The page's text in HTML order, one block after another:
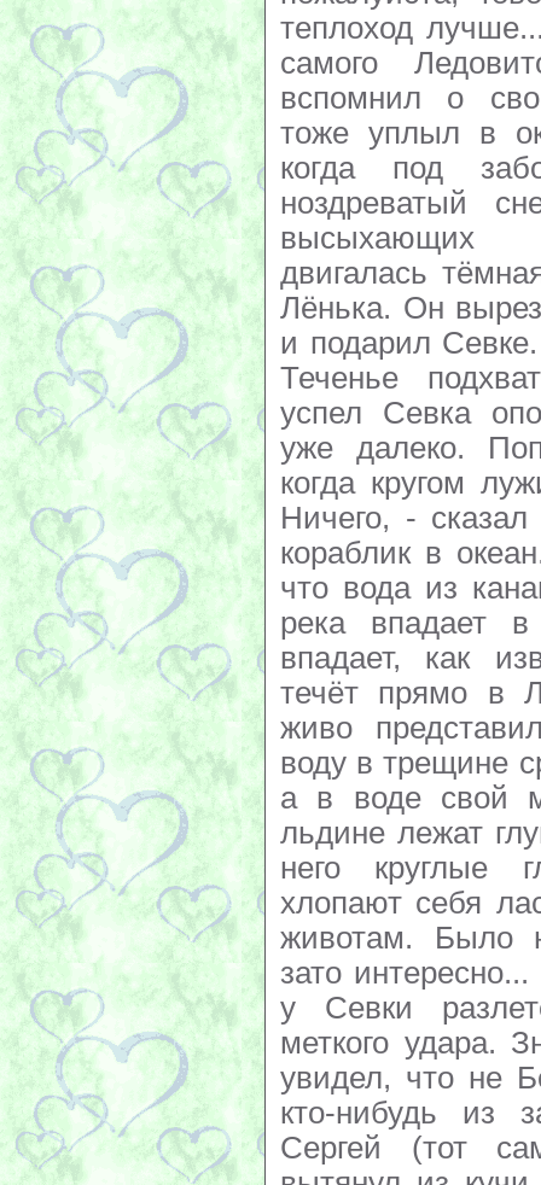
теплоход
самого
вспомнил о
тоже уплыл в
когда под
ноздреватый
высыхающих
двигалась
Лёнька. Он
и подарил Севке.
Теченье
успел Севка
уже далеко.
когда кругом
Ничего, -
кораблик в
что вода из
река впадает
впадает, как
течёт прямо в
живо
воду в трещине
а в воде свой
льдине лежат
него круглые
хлопают себя
животам. Было
зато
у Севки
меткого удара.
увидел, что не
кто-нибудь из
Сергей (тот